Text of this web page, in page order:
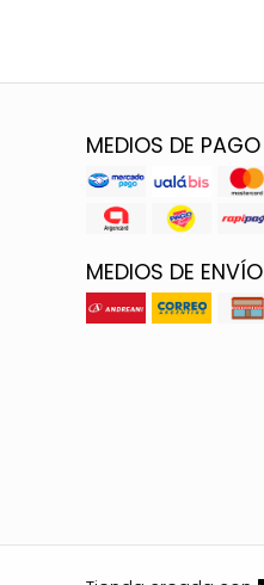
MEDIOS DE PAGO
MEDIOS DE ENVÍO